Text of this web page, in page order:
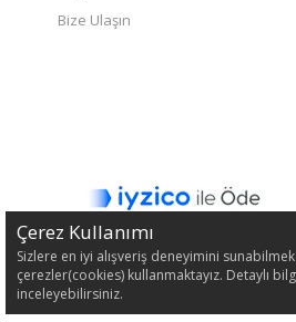
Bize Ulaşın
Çerez Kullanımı
Sizlere en iyi alışveriş deneyimini
çerezler(cookies) kullanmaktayız. Detaylı
inceleyebilirsiniz.